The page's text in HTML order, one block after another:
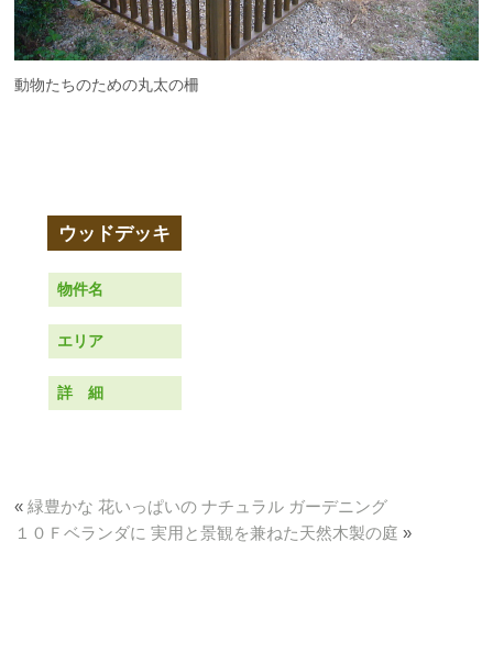
動物たちのための丸太の柵
物件名
エリア
詳 細
«緑豊かな 花いっぱいの ナチュラル ガーデニング
１０Ｆベランダに 実用と景観を兼ねた天然木製の庭 »